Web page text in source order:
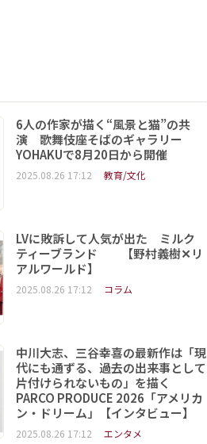
6人の作家が描く“風景と猫”の共
演 歌舞伎座そばのギャラリー
YOHAKUで8月20日から開催
2025.08.26 17:12 教育/文化
LVに敗訴して人気が出た ミルク
ティーブランド 【野村義樹✕リ
アルワールド】
2025.08.26 17:12 コラム
中川大志、三谷幸喜の最新作は「現
代にも通ずる、過去の出来事として
片付けられないもの」を描く
PARCO PRODUCE 2026「アメリカ
ン・ドリーム」【インタビュー】
2025.08.26 17:12 エンタメ